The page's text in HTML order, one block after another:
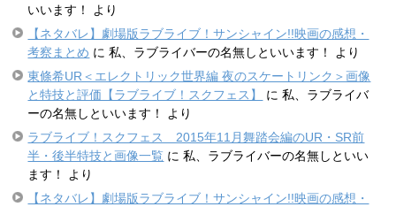
いいます！
より
【ネタバレ】劇場版ラブライブ！サンシャイン!!映画の感想・
考察まとめ に私、ラブライバーの名無しといいます！
より
東條希UR＜エレクトリック世界編 夜のスケートリンク＞画像
と特技と評価【ラブライブ！スクフェス】
に私、ラブライバ
ーの名無しといいます！
より
ラブライブ！スクフェス 2015年11月舞踏会編のUR・SR前
半・後半特技と画像一覧 に私、ラブライバーの名無しといい
ます！
より
【ネタバレ】劇場版ラブライブ！サンシャイン!!映画の感想・